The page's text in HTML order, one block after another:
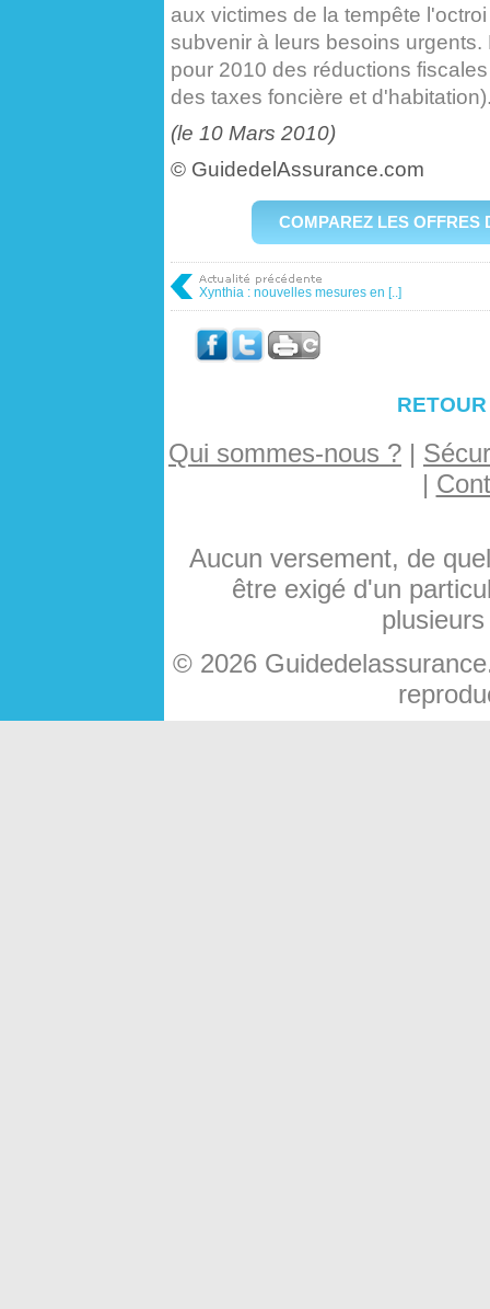
aux victimes de la tempête
subvenir à leurs besoins
pour 2010 des réductions
des taxes foncière et
(le 10 Mars 2010)
© GuidedelAssurance.com
COMPAREZ LES OFFRES
Xynthia : nouvelles mesures en [..]
Qui sommes-nous ? |
|
Aucun versement, de
être exigé d'un
© 2026